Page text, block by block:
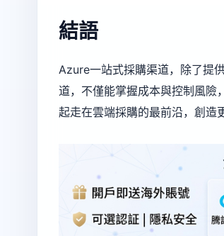
結語
Azure一站式採購渠道，除了提
道，不僅能掌握成本與控制風險
起走在雲端採購的最前沿，創造